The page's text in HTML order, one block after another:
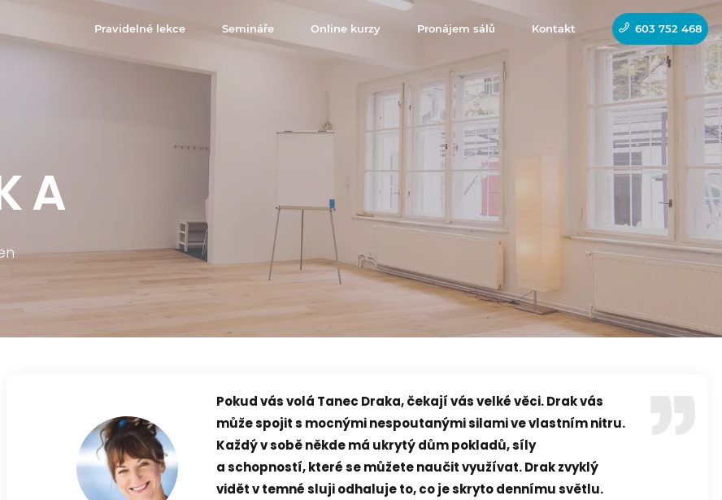
Pravidelné lekce Semináře Online kurzy Pronájem sálů Kontakt 603 752 468
Pokud vás volá Tanec Draka, čekají vás velké věci. Drak vás
může spojit s mocnými nespoutanými silami ve vlastním nitru.
Každý v sobě někde má ukrytý dům pokladů, síly
a schopností, které se můžete naučit využívat. Drak zvyklý
vidět v temné sluji odhaluje to, co je skryto dennímu světlu.